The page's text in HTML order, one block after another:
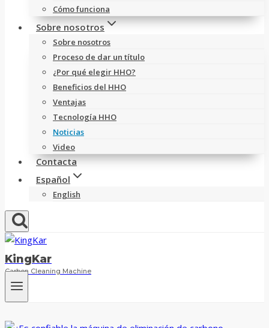
Cómo funciona
Sobre nosotros
Sobre nosotros
Proceso de dar un título
¿Por qué elegir HHO?
Beneficios del HHO
Ventajas
Tecnología HHO
Noticias
Video
Contacta
Español
English
KingKar
Carbon Cleaning Machine